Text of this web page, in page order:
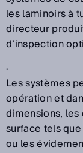
les laminoirs à
directeur
d’inspection
.
Les systèmes
opération et
dimensions,
surface tels
ou les